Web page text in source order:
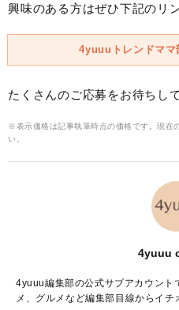
興味のある方はぜひ下記のリ
4yuuuトレンドママ
たくさんのご応募をお待ちし
※表示価格は記事執筆時点の価格です。現在
い。
4yuuu
4yuuu編集部の公式サブアカウント
メ、グルメなど編集部目線からイチ